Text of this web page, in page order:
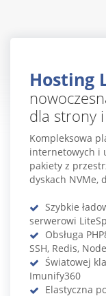
Hosting
dla strony
Kompleksowa
internetowych i
pakiety z
dyskach NVMe,
Szybkie
serwerowi
Obsługa
SSH, Redis,
Światowej
Imunify360
Elastyczna